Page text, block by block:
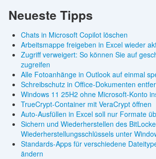
Neueste Tipps
Chats in Microsoft Copilot löschen
Arbeitsmappe freigeben in Excel wieder
Zugriff verweigert: So können Sie auf
zugreifen
Alle Fotoanhänge in Outlook auf einmal
Schreibschutz in Office-Dokumenten
Windows 11 25H2 ohne Microsoft-Konto
TrueCrypt-Container mit VeraCrypt öffnen
Auto-Ausfüllen in Excel soll nur Formate
Sichern und Wiederherstellen des
Wiederherstellungsschlüssels unter
Standards-Apps für verschiedene
ändern